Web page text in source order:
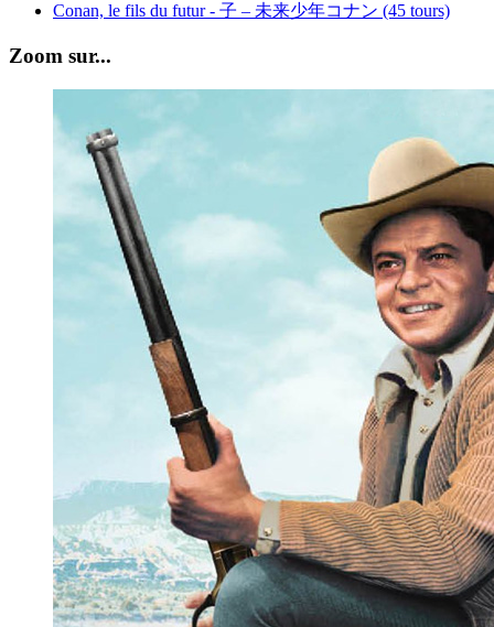
Conan, le fils du futur - 子 – 未来少年コナン (45 tours)
Zoom sur...